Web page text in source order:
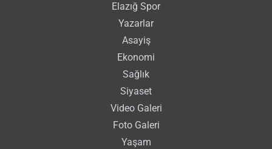
Elazığ Spor
Yazarlar
Asayiş
Ekonomi
Sağlık
Siyaset
Video Galeri
Foto Galeri
Yaşam